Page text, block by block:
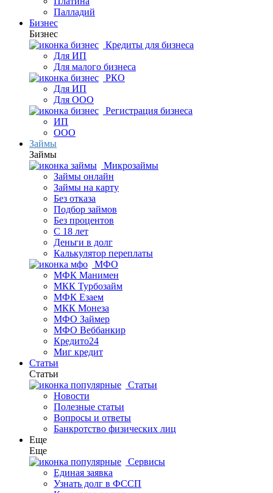
Палладий
Бизнес
Бизнес
Кредиты для бизнеса
Для ИП
Для малого бизнеса
РКО
Для ИП
Для ООО
Регистрация бизнеса
ИП
ООО
Займы
Займы
Микрозаймы
Займы онлайн
Займы на карту
Без отказа
Подбор займов
Без процентов
С 18 лет
Деньги в долг
Калькулятор переплаты
МФО
МФК Манимен
МКК Турбозайм
МФК Езаем
МКК Монеза
МФО Займер
МФО Веббанкир
Кредито24
Миг кредит
Статьи
Статьи
Статьи
Новости
Полезные статьи
Вопросы и ответы
Банкротство физических лиц
Еще
Еще
Сервисы
Единая заявка
Узнать долг в ФССП